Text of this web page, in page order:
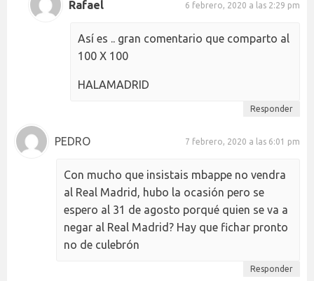
Rafael 6 febrero, 2020 a las 2:29 pm
Así es .. gran comentario que comparto al
100 X 100
HALAMADRID
Responder
PEDRO 7 febrero, 2020 a las 6:01 pm
Con mucho que insistais mbappe no vendra
al Real Madrid, hubo la ocasión pero se
espero al 31 de agosto porqué quien se va a
negar al Real Madrid? Hay que fichar pronto
no de culebrón
Responder